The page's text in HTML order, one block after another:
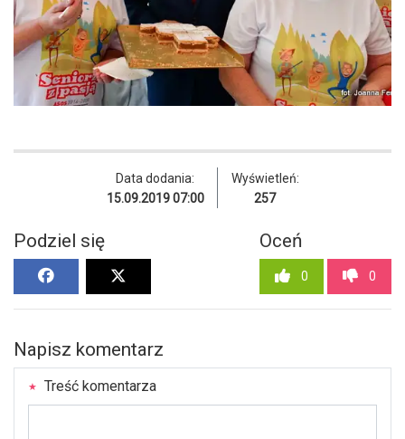
Data dodania:
15.09.2019 07:00
Wyświetleń:
257
Podziel się Oceń
0 0
Napisz komentarz
Treść komentarza